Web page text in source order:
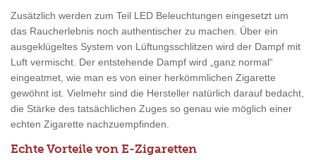
Zusätzlich werden zum Teil LED Beleuchtungen eingesetzt um
das Raucherlebnis noch authentischer zu machen. Über ein
ausgeklügeltes System von Lüftungsschlitzen wird der Dampf mit
Luft vermischt. Der entstehende Dampf wird „ganz normal“
eingeatmet, wie man es von einer herkömmlichen Zigarette
gewöhnt ist. Vielmehr sind die Hersteller natürlich darauf bedacht,
die Stärke des tatsächlichen Zuges so genau wie möglich einer
echten Zigarette nachzuempfinden.
Echte Vorteile von E-Zigaretten